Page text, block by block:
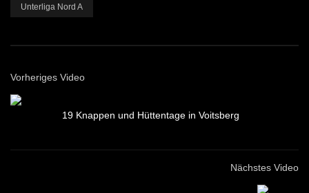
Unterliga Nord A
Vorheriges Video
19 Knappen und Hüttentage in Voitsberg
Nächstes Video